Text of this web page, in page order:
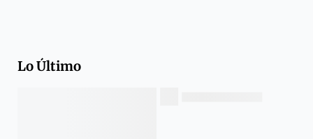
Lo Último